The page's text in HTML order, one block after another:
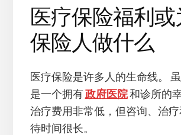
医疗保险福利或
保险人做什么
医疗保险是许多人的生命线。
是一个拥有政府医院和诊所的
治疗费用非常低，但咨询、治
待时间很长。